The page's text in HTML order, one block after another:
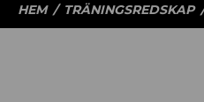
HEM / TRÄNINGSREDSKAP /